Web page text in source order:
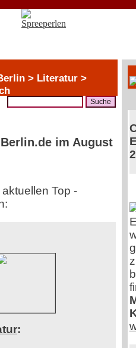
> Literatur >
im August
Top -
: